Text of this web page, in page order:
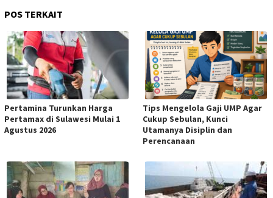
POS TERKAIT
Pertamina Turunkan Harga
Pertamax di Sulawesi Mulai 1
Agustus 2026
Tips Mengelola Gaji UMP Agar
Cukup Sebulan, Kunci
Utamanya Disiplin dan
Perencanaan